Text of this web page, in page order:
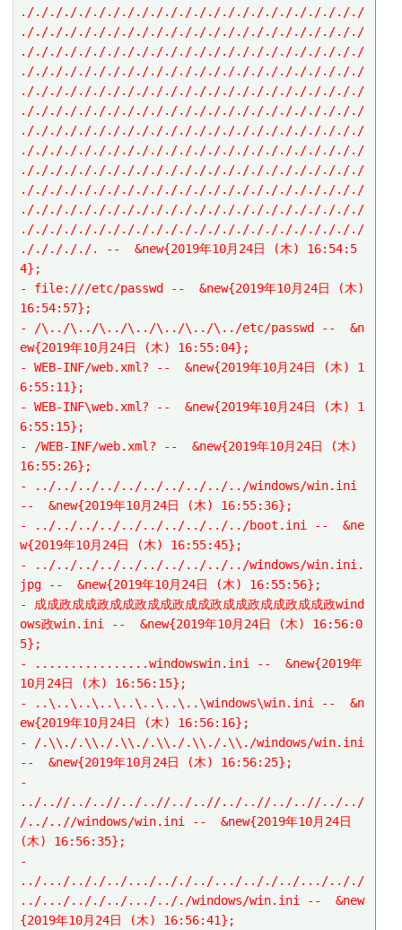
././././././././././././././././././././././././
././././././././././././././././././././././././
././././././././././././././././././././././././
././././././././././././././././././././././././
././././././././././././././././././././././././
././././././././././././././././././././././././
././././././././././././././././././././././././
././././././././././././././././././././././././
././././././././././././././././././././././././
././././././././././././././././././././././././
././././././././././././././././././././././././
././././././././././././././././././././././././
./././././. --  &new{2019年10月24日 (木) 16:54:5
4};
- file:///etc/passwd --  &new{2019年10月24日 (木)
16:54:57};
- /\../\../\../\../\../\../\../etc/passwd --  &n
ew{2019年10月24日 (木) 16:55:04};
- WEB-INF/web.xml? --  &new{2019年10月24日 (木) 1
6:55:11};
- WEB-INF\web.xml? --  &new{2019年10月24日 (木) 1
6:55:15};
- /WEB-INF/web.xml? --  &new{2019年10月24日 (木)
16:55:26};
- ../../../../../../../../../../windows/win.ini
--  &new{2019年10月24日 (木) 16:55:36};
- ../../../../../../../../../../boot.ini --  &ne
w{2019年10月24日 (木) 16:55:45};
- ../../../../../../../../../../windows/win.ini.
jpg --  &new{2019年10月24日 (木) 16:55:56};
- 成成政成成政成成政成成政成成政成成政成成政成成政wind
ows政win.ini --  &new{2019年10月24日 (木) 16:56:0
5};
- ................windowswin.ini --  &new{2019年
10月24日 (木) 16:56:15};
- ..\..\..\..\..\..\..\..\windows\win.ini --  &n
ew{2019年10月24日 (木) 16:56:16};
- /.\\./.\\./.\\./.\\./.\\./.\\./windows/win.ini
--  &new{2019年10月24日 (木) 16:56:25};
-
../..//../..//../..//../..//../..//../..//../../
/../..//windows/win.ini --  &new{2019年10月24日
(木) 16:56:35};
-
../.../.././../.../.././../.../.././../.../.././
../.../.././../.../.././windows/win.ini --  &new
{2019年10月24日 (木) 16:56:41};